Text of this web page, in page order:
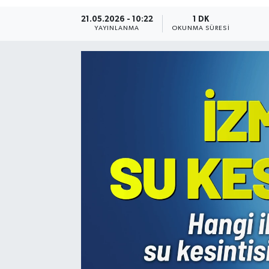
21.05.2026 - 10:22
YAYINLANMA
1 DK
OKUNMA SÜRESI
Resmi Reklam
Röportajlar